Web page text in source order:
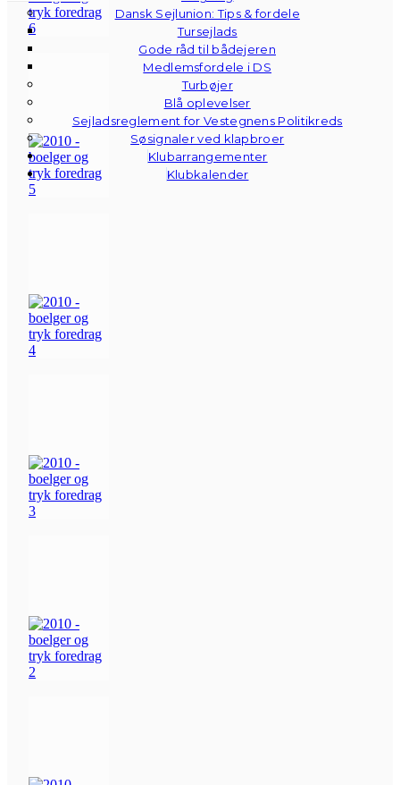
Dansk Sejlunion: Tips & fordele
Tursejlads
Gode råd til bådejeren
Medlemsfordele i DS
Turbøjer
Blå oplevelser
Sejladsreglement for Vestegnens Politikreds
Søsignaler ved klapbroer
Klubarrangementer
Klubkalender